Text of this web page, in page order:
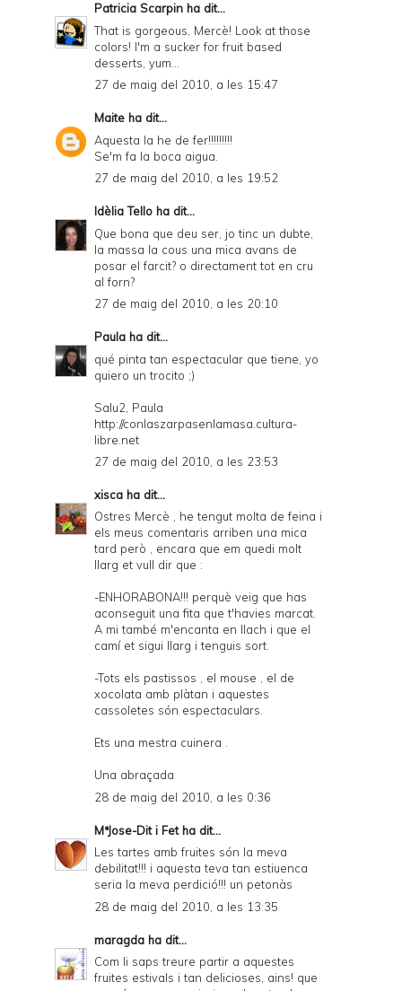
Patricia Scarpin ha dit...
That is gorgeous, Mercè! Look at those
colors! I'm a sucker for fruit based
desserts, yum...
27 de maig del 2010, a les 15:47
Maite ha dit...
Aquesta la he de fer!!!!!!!!!
Se'm fa la boca aigua.
27 de maig del 2010, a les 19:52
Idèlia Tello ha dit...
Que bona que deu ser, jo tinc un dubte,
la massa la cous una mica avans de
posar el farcit? o directament tot en cru
al forn?
27 de maig del 2010, a les 20:10
Paula ha dit...
qué pinta tan espectacular que tiene, yo
quiero un trocito ;)
Salu2, Paula
http://conlaszarpasenlamasa.cultura-
libre.net
27 de maig del 2010, a les 23:53
xisca ha dit...
Ostres Mercè , he tengut molta de feina i
els meus comentaris arriben una mica
tard però , encara que em quedi molt
llarg et vull dir que :
-ENHORABONA!!! perquè veig que has
aconseguit una fita que t'havies marcat.
A mi també m'encanta en llach i que el
camí et sigui llarg i tenguis sort.
-Tots els pastissos , el mouse , el de
xocolata amb plàtan i aquestes
cassoletes són espectaculars.
Ets una mestra cuinera .
Una abraçada
28 de maig del 2010, a les 0:36
MªJose-Dit i Fetha dit...
Les tartes amb fruites són la meva
debilitat!!! i aquesta teva tan estiuenca
seria la meva perdició!!! un petonàs
28 de maig del 2010, a les 13:35
maragda ha dit...
Com li saps treure partir a aquestes
fruites estivals i tan delicioses, ains! que